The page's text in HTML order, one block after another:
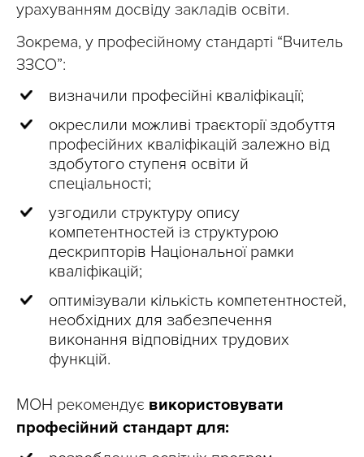
урахуванням досвіду закладів освіти.
Зокрема, у професійному стандарті “Вчитель
ЗЗСО”:
визначили професійні кваліфікації;
окреслили можливі траєкторії здобуття
професійних кваліфікацій залежно від
здобутого ступеня освіти й
спеціальності;
узгодили структуру опису
компетентностей із структурою
дескрипторів Національної рамки
кваліфікацій;
оптимізували кількість компетентностей,
необхідних для забезпечення
виконання відповідних трудових
функцій.
МОН рекомендує використовувати
професійний стандарт для: